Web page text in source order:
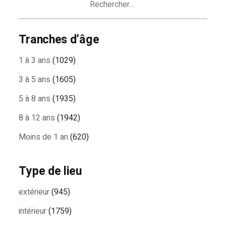
Tranches d’âge
1 à 3 ans (1029)
3 à 5 ans (1605)
5 à 8 ans (1935)
8 à 12 ans (1942)
Moins de 1 an (620)
Type de lieu
extérieur(945)
intérieur(1759)